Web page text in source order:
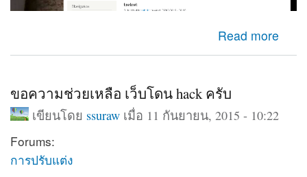
Read more
about เพิ่มลูกเล่นเว็บไซต์ ด้วย Video background
ขอความช่วยเหลือ เว็บโดน hack ครับ
เขียนโดย ssurawเมื่อ 11 กันยายน, 2015 - 10:22
Forums:
การปรับแต่ง